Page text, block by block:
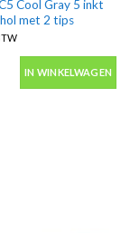
Cool Gray 5 inkt
met 2 tips
IN WINKELWAGEN